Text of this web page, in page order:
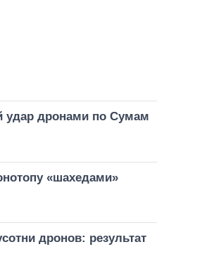
удар дронами по Сумам
«шахедами»
дронов: результат